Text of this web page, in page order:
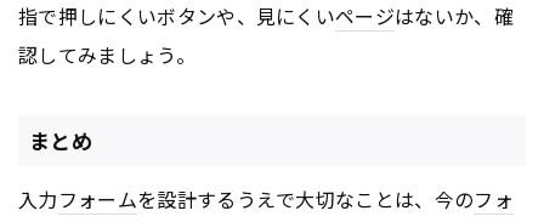
指で押しにくいボタンや、見にくいページはないか、確
認してみましょう。
まとめ
入力フォームを設計するうえで大切なことは、今のフォ